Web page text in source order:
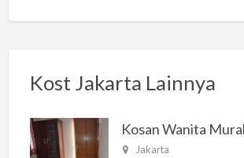
Kost Jakarta Lainnya
Jakarta